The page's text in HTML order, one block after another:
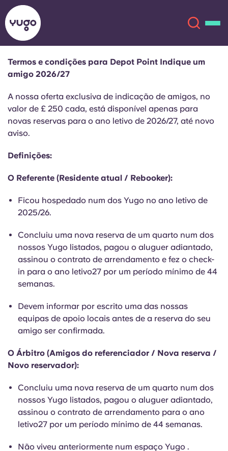
Sobre
Localizações
Mais
English (GB)
English (US)
Español
Italian
Selecione um país
Selecione uma cidade
Selecione uma residência
Iniciar sessão
Reservar agora
English (US)
Termos e condições para Depot Point Indique um
amigo 2026/27
A nossa oferta exclusiva de indicação de amigos, no
valor de £ 250 cada, está disponível apenas para
novas reservas para o ano letivo de 2026/27, até novo
aviso.
Definições:
O Referente (Residente atual / Rebooker):
Ficou hospedado num dos Yugo no ano letivo de
2025/26.
Concluiu uma nova reserva de um quarto num dos
nossos Yugo listados, pagou o aluguer adiantado,
assinou o contrato de arrendamento e fez o check-
in para o ano letivo27 por um período mínimo de 44
semanas.
Devem informar por escrito uma das nossas
equipas de apoio locais antes de a reserva do seu
amigo ser confirmada.
O Árbitro (Amigos do referenciador / Nova reserva /
Novo reservador):
Concluiu uma nova reserva de um quarto num dos
nossos Yugo listados, pagou o aluguer adiantado,
assinou o contrato de arrendamento para o ano
letivo27 por um período mínimo de 44 semanas.
Não viveu anteriormente num espaço Yugo .